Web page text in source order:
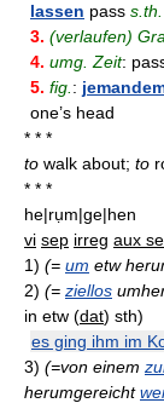
lassen pass s.th.
3. (verlaufen)
4. umg. Zeit:
5. fig. :
one’s head
* * *
to walk about; to
* * *
he|rụm|ge|hen
vi sep irreg aux
1) (= um etw
2) (= ziellos
in etw (dat) sth)
es ging ihm im
3) (=von einem
herumgereicht